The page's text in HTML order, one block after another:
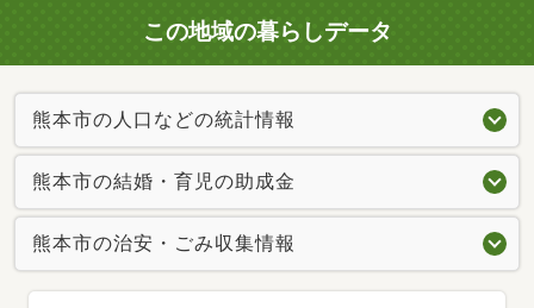
この地域の暮らしデータ
熊本市の人口などの統計情報
熊本市の結婚・育児の助成金
熊本市の治安・ごみ収集情報